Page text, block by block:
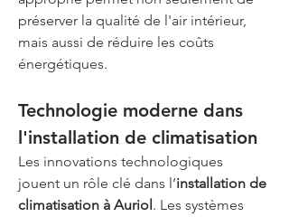
préserver la qualité de l'air intérieur,
mais aussi de réduire les coûts
énergétiques.
Technologie moderne dans
l'installation de climatisation
Les innovations technologiques
jouent un rôle clé dans l’installation de
climatisation à Auriol . Les systèmes